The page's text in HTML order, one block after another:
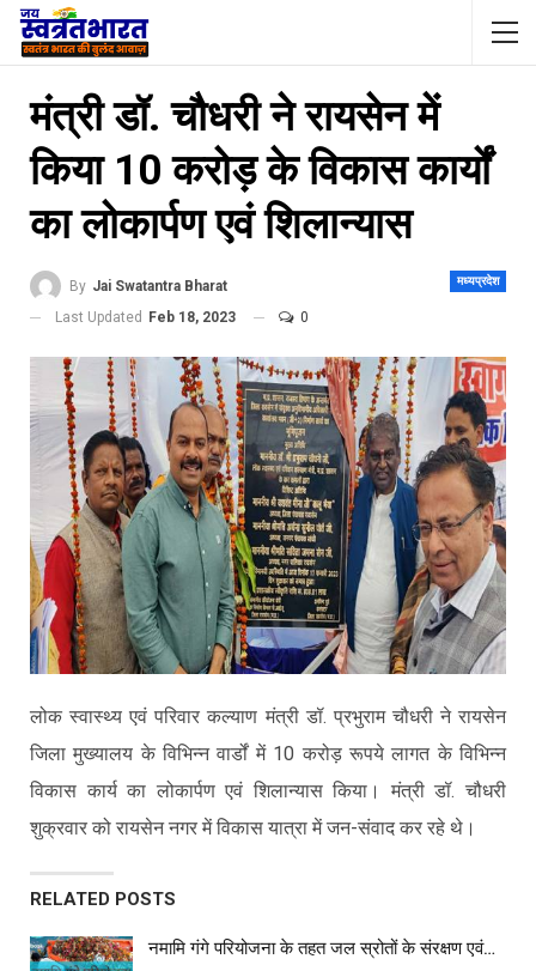
मंत्री डॉ. चौधरी ने रायसेन में
किया 10 करोड़ के विकास कार्यों
का लोकार्पण एवं शिलान्यास
मध्यप्रदेश
By Jai Swatantra Bharat
Last Updated Feb 18, 2023 0
लोक स्वास्थ्य एवं परिवार कल्याण मंत्री डॉ. प्रभुराम चौधरी ने रायसेन
जिला मुख्यालय के विभिन्न वार्डों में 10 करोड़ रूपये लागत के विभिन्न
विकास कार्य का लोकार्पण एवं शिलान्यास किया। मंत्री डॉ. चौधरी
शुक्रवार को रायसेन नगर में विकास यात्रा में जन-संवाद कर रहे थे।
RELATED POSTS
नमामि गंगे परियोजना के तहत जल स्रोतों के संरक्षण एवं…